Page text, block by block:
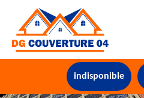
indisponible